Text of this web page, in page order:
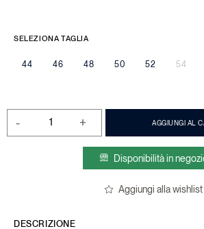
SELEZIONA TAGLIA
44 46 48 50 52 54
- + AGGIUNGI AL
Disponibilità in
Aggiungi alla wishlist
DESCRIZIONE